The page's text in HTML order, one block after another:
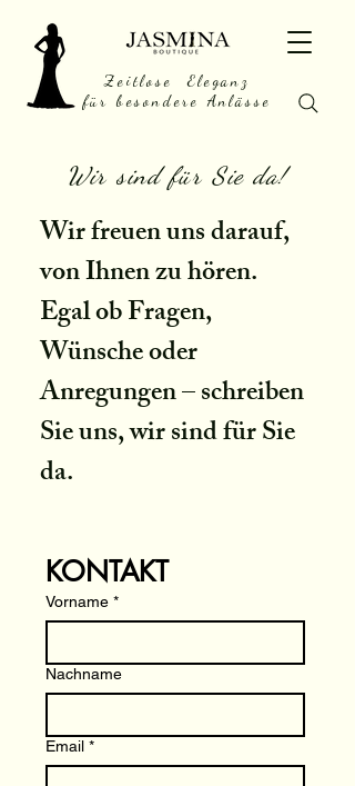
Zeitlose Eleganz
für besondere Anlässe
Wir sind für Sie da!
Wir freuen uns darauf,
von Ihnen zu hören.
Egal ob Fragen,
Wünsche oder
Anregungen – schreiben
Sie uns, wir sind für Sie
da.
KONTAKT
Vorname *
Nachname
Email *